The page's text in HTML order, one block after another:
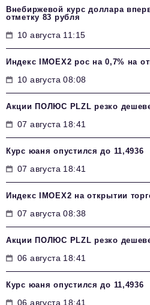
Внебиржевой курс доллара
отметку 83 рубля
10 августа 11:15
Индекс IMOEX2 рос на 0,7% на
10 августа 08:08
Акции ПОЛЮС PLZL резко
07 августа 18:41
Курс юаня опустился до 11,4936
07 августа 18:41
Индекс IMOEX2 на открытии
07 августа 08:38
Акции ПОЛЮС PLZL резко
06 августа 18:41
Курс юаня опустился до 11,4936
06 августа 18:41